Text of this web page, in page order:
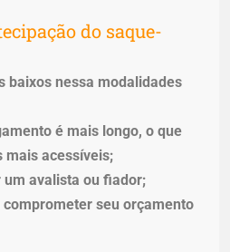
do saque-
baixos nessa modalidades
é mais longo, o que
mais acessíveis;
um avalista ou fiador;
comprometer seu orçamento